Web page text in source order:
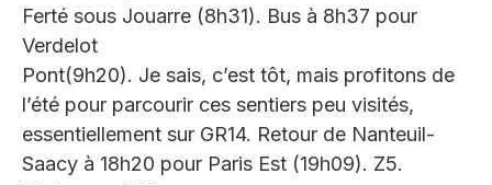
Ferté sous Jouarre (8h31). Bus à 8h37 pour
Verdelot
Pont(9h20). Je sais, c’est tôt, mais profitons de
l’été pour parcourir ces sentiers peu visités,
essentiellement sur GR14. Retour de Nanteuil-
Saacy à 18h20 pour Paris Est (19h09). Z5.